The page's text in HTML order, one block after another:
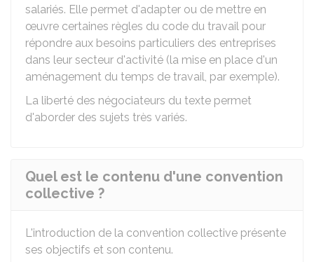
salariés. Elle permet d'adapter ou de mettre en
œuvre certaines règles du code du travail pour
répondre aux besoins particuliers des entreprises
dans leur secteur d'activité (la mise en place d'un
aménagement du temps de travail, par exemple).
La liberté des négociateurs du texte permet
d'aborder des sujets très variés.
Quel est le contenu d'une convention
collective ?
L'introduction de la convention collective présente
ses objectifs et son contenu.